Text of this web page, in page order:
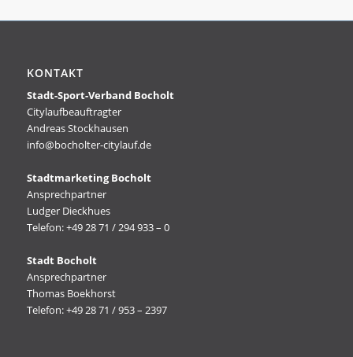
KONTAKT
Stadt-Sport-Verband Bocholt
Citylaufbeauftragter
Andreas Stockhausen
info@bocholter-citylauf.de
Stadtmarketing Bocholt
Ansprechpartner
Ludger Dieckhues
Telefon: +49 28 71 / 294 933 – 0
Stadt Bocholt
Ansprechpartner
Thomas Boekhorst
Telefon: +49 28 71 / 953 – 2397